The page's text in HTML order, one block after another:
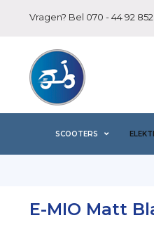
Vragen? Bel 070 - 44 92 852
SCOOTERS
E-MIO Matt